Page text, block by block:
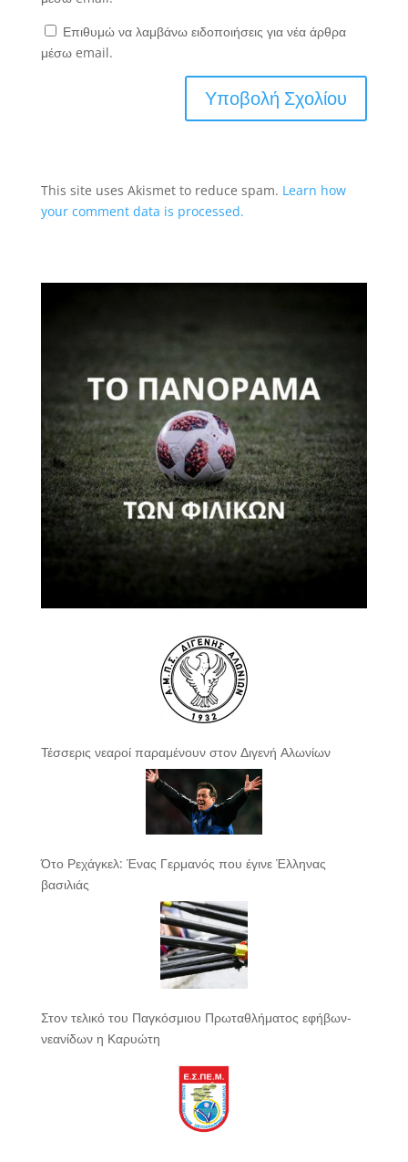
Επιθυμώ να λαμβάνω ειδοποιήσεις για νέα άρθρα
μέσω email.
This site uses Akismet to reduce spam. Learn how
your comment data is processed.
Τέσσερις νεαροί παραμένουν στον Διγενή Αλωνίων
Ότο Ρεχάγκελ: Ένας Γερμανός που έγινε Έλληνας
βασιλιάς
Στον τελικό του Παγκόσμιου Πρωταθλήματος εφήβων-
νεανίδων η Καρυώτη